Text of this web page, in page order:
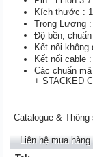
Kích thước :
Trọng Lượng :
Độ bền,
Kết nối không
Kết nối cable
Các chuẩn
+ STACKED
Catalogue &
Liên hệ mua hàng